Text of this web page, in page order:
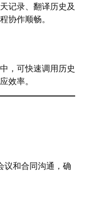
记录、翻译历史及
协作顺畅。
，可快速调用历史
效率。
议和合同沟通，确